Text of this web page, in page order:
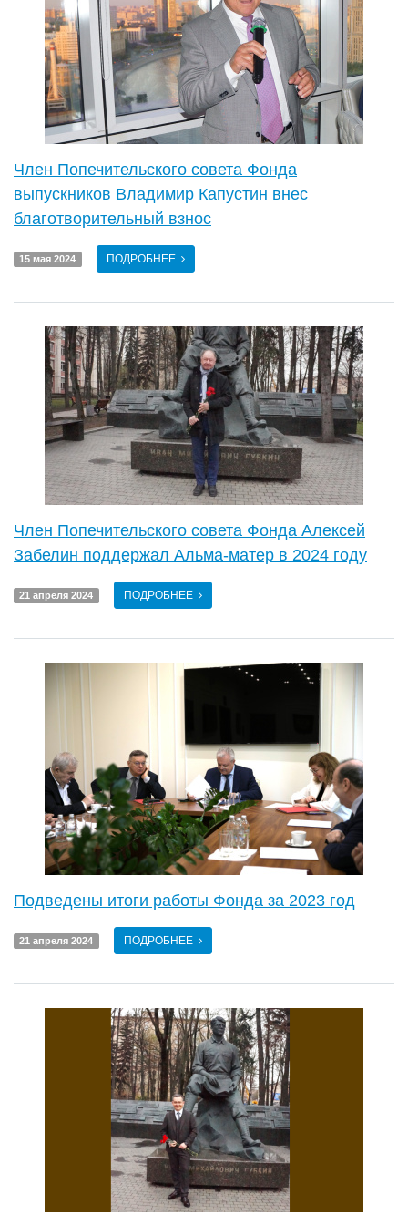
Член Попечительского совета Фонда
выпускников Владимир Капустин внес
благотворительный взнос
15 мая 2024 ПОДРОБНЕЕ
Член Попечительского совета Фонда Алексей
Забелин поддержал Альма-матер в 2024 году
21 апреля 2024 ПОДРОБНЕЕ
Подведены итоги работы Фонда за 2023 год
21 апреля 2024 ПОДРОБНЕЕ